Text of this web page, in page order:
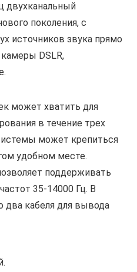
двухканальный
поколения, с
источников звука прямо
DSLR,
может хватить для
в течение трех
может крепиться
удобном месте.
поддерживать
35-14000 Гц. В
два кабеля для вывода